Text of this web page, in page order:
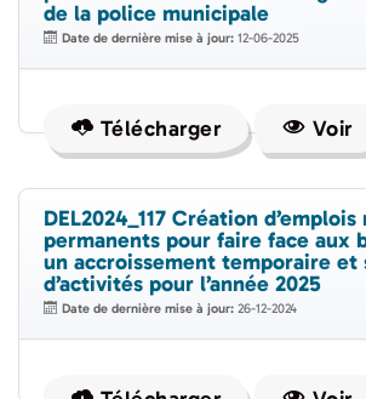
de la police municipale
Date de dernière mise à jour: 12-06-2025
Télécharger Voir
DEL2024_117 Création d’emplois
permanents pour faire face aux
un accroissement temporaire et
d’activités pour l’année 2025
Date de dernière mise à jour: 26-12-2024